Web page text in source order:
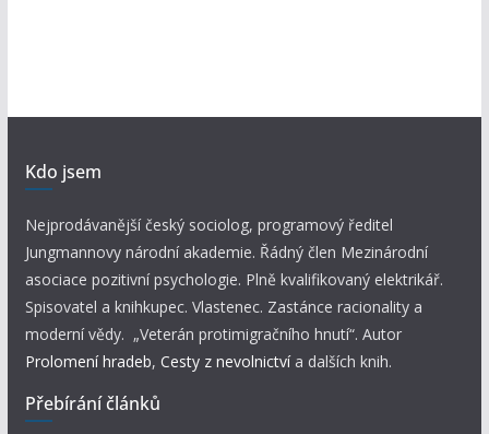
Kdo jsem
Nejprodávanější český sociolog, programový ředitel
Jungmannovy národní akademie. Řádný člen Mezinárodní
asociace pozitivní psychologie. Plně kvalifikovaný elektrikář.
Spisovatel a knihkupec. Vlastenec. Zastánce racionality a
moderní vědy. „Veterán protimigračního hnutí“. Autor
Prolomení hradeb, Cesty z nevolnictví a dalších knih.
Přebírání článků